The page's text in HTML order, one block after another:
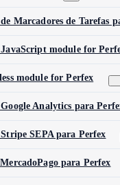
Marcadores de Tarefas
module for
module for Perfex
Analytics para
SEPA para Perfex
para Perfex